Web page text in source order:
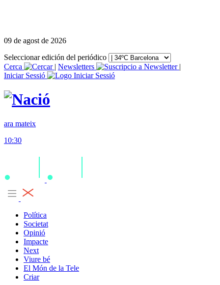
09 de agost de 2026
Seleccionar edición del periódico
Cerca
| Newsletters
|
Iniciar Sessió
ara mateix
10:30
Política
Societat
Opinió
Impacte
Next
Viure bé
El Món de la Tele
Criar